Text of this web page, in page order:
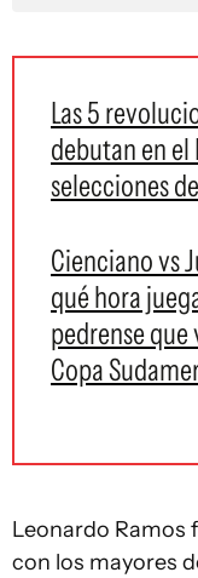
Las 5
debutan en
selecciones
Cienciano vs
qué hora
pedrense
Copa
Leonardo Ramos
con los mayores